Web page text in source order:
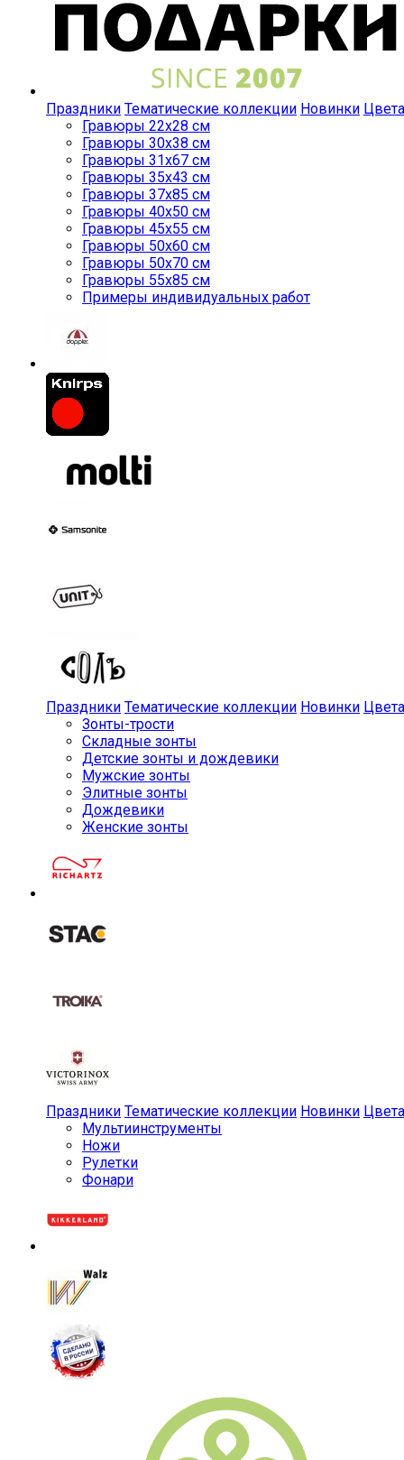
Праздники Тематические коллекции Новинки Цвета
Гравюры 22x28 см
Гравюры 30x38 см
Гравюры 31x67 см
Гравюры 35x43 см
Гравюры 37x85 см
Гравюры 40x50 см
Гравюры 45x55 см
Гравюры 50x60 см
Гравюры 50x70 см
Гравюры 55x85 см
Примеры индивидуальных работ
Праздники Тематические коллекции Новинки Цвета
Зонты-трости
Складные зонты
Детские зонты и дождевики
Мужские зонты
Элитные зонты
Дождевики
Женские зонты
Праздники Тематические коллекции Новинки Цвета
Мульти­инструменты
Ножи
Рулетки
Фонари